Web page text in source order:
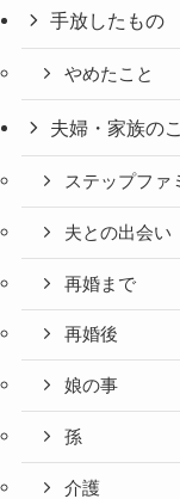
手放したもの
やめたこと
夫婦・家族の
ステップファ
夫との出会い
再婚まで
再婚後
娘の事
孫
介護